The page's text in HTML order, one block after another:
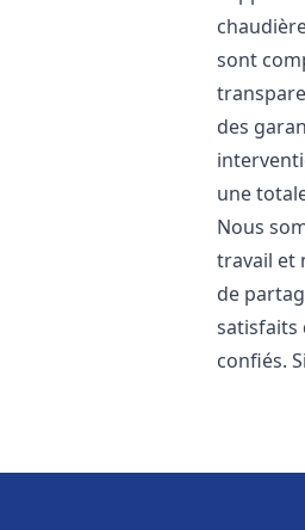
sont
des
une
Nous
travail et
de
satisfaits
confiés.